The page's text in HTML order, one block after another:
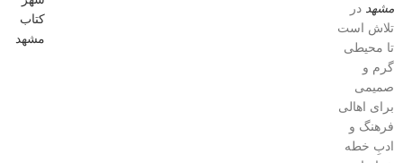
مشهد در
تلاش است
تا محیطی
گرم و
صمیمی
برای اهالی
فرهنگ و
ادبِ خطه